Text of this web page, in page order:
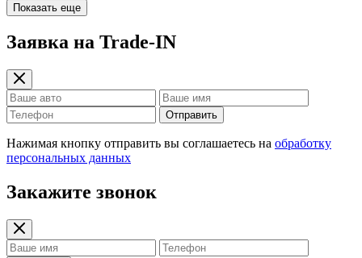
Показать еще
Заявка на Trade-IN
Отправить
Нажимая кнопку отправить вы соглашаетесь на обработку
персональных данных
Закажите звонок